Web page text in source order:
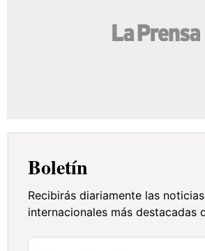
Boletín
Recibirás diariamente las
internacionales más destacadas